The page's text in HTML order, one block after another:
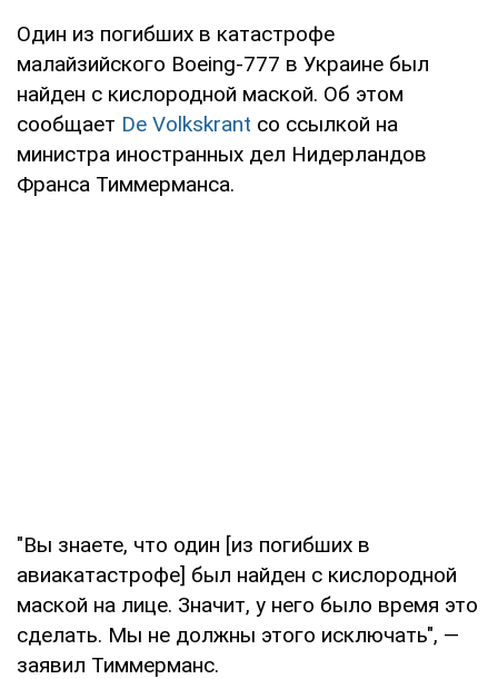
Один из погибших в катастрофе
малайзийского Boeing-777 в Украине был
найден с кислородной маской. Об этом
сообщает De Volkskrant со ссылкой на
министра иностранных дел Нидерландов
Франса Тиммерманса.
"Вы знаете, что один [из погибших в
авиакатастрофе] был найден с кислородной
маской на лице. Значит, у него было время это
сделать. Мы не должны этого исключать", —
заявил Тиммерманс.